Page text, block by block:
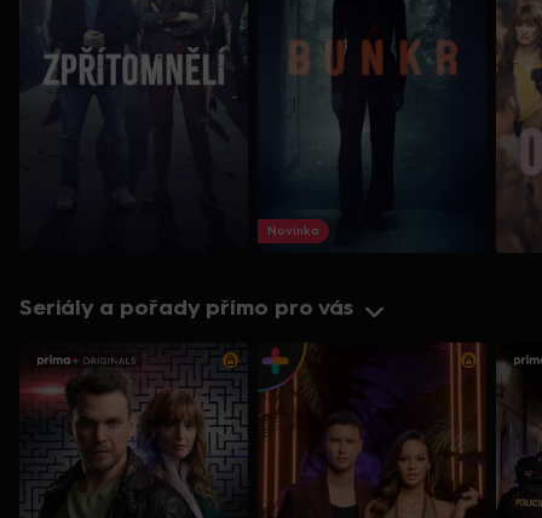
Novinka
Seriály a pořady přímo pro vás